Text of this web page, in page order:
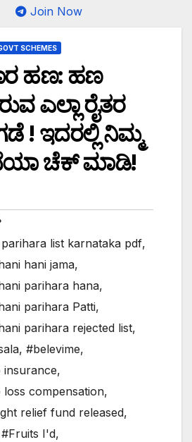
Join Now
SCHEMES
ಹಣ: ಹಣ
ಎಲ್ಲಾ ರೈತರ
! ಇದರಲ್ಲಿ ನಿಮ್ಮ
ಚೆಕ್ ಮಾಡಿ!
list karnataka pdf,
hani jama,
parihara hana,
parihara Patti,
parihara rejected list,
, #belevime,
,
compensation,
relief fund released,
#Fruits I'd,